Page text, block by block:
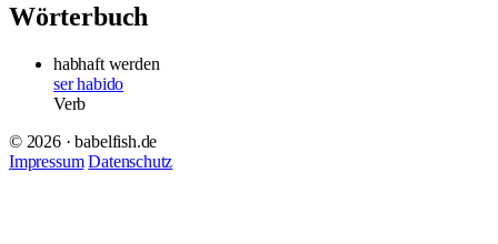
Wörterbuch
habhaft werden
ser habido
Verb
© 2026 · babelfish.de
Impressum Datenschutz